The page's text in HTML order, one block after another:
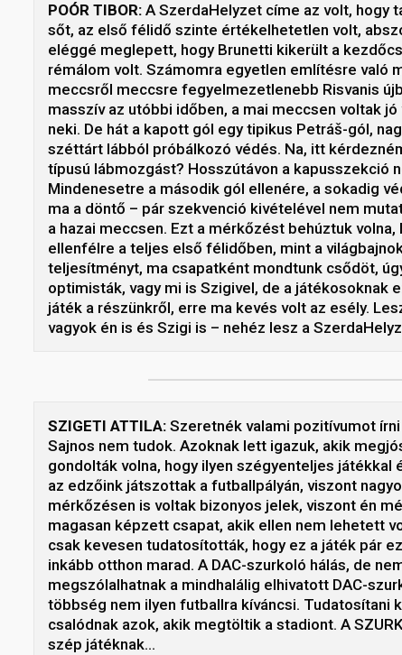
POÓR TIBOR: A SzerdaHelyzet címe az volt, hogy
sőt, az első félidő szinte értékelhetetlen volt,
eléggé meglepett, hogy Brunetti kikerült a
rémálom volt. Számomra egyetlen említésre való
meccsről meccsre fegyelmezetlenebb Risvanis
masszív az utóbbi időben, a mai meccsen voltak
neki. De hát a kapott gól egy tipikus Petráš-gól,
széttárt lábból próbálkozó védés. Na, itt
típusú lábmozgást? Hosszútávon a kapusszekció
Mindenesetre a második gól ellenére, a sokadig
ma a döntő – pár szekvenció kivételével nem
a hazai meccsen. Ezt a mérkőzést behúztuk
ellenfélre a teljes első félidőben, mint a
teljesítményt, ma csapatként mondtunk csődöt,
optimisták, vagy mi is Szigivel, de a játékosoknak
játék a részünkről, erre ma kevés volt az esély.
vagyok én is és Szigi is – nehéz lesz a
SZIGETI ATTILA: Szeretnék valami pozitívumot
Sajnos nem tudok. Azoknak lett igazuk, akik
gondolták volna, hogy ilyen szégyenteljes
az edzőink játszottak a futballpályán, viszont
mérkőzésen is voltak bizonyos jelek, viszont én
magasan képzett csapat, akik ellen nem lehetett
csak kevesen tudatosították, hogy ez a játék pár
inkább otthon marad. A DAC-szurkoló hálás, de
megszólalhatnak a mindhalálig elhivatott DAC-
többség nem ilyen futballra kíváncsi. Tudatosítani
csalódnak azok, akik megtöltik a stadiont. A
szép játéknak…